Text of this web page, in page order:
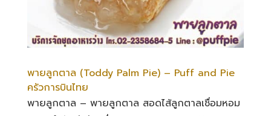
พายลูกตาล (Toddy Palm Pie) – Puff and Pie
ครัวการบินไทย
พายลูกตาล – พายลูกตาล สอดไส้ลูกตาลเชื่อมหอม